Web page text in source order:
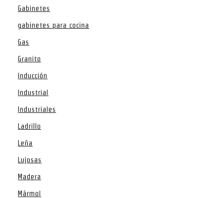
Gabinetes
gabinetes para cocina
Gas
Granito
Inducción
Industrial
Industriales
Ladrillo
Leña
Lujosas
Madera
Mármol